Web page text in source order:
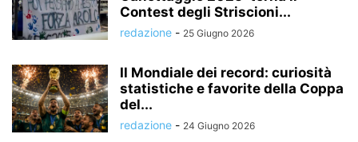
Contest degli Striscioni...
redazione - 25 Giugno 2026
Il Mondiale dei record: curiosità
statistiche e favorite della Coppa
del...
redazione - 24 Giugno 2026